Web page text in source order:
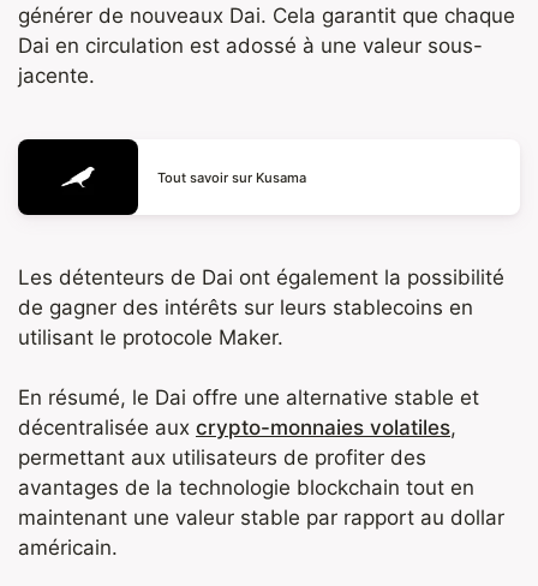
générer de nouveaux Dai. Cela garantit que chaque
Dai en circulation est adossé à une valeur sous-
jacente.
Tout savoir sur Kusama
Les détenteurs de Dai ont également la possibilité
de gagner des intérêts sur leurs stablecoins en
utilisant le protocole Maker.
En résumé, le Dai offre une alternative stable et
décentralisée aux crypto-monnaies volatiles,
permettant aux utilisateurs de profiter des
avantages de la technologie blockchain tout en
maintenant une valeur stable par rapport au dollar
américain.